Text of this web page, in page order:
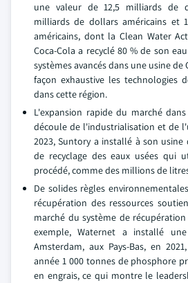
une valeur de 12,5 milliards de
milliards de dollars américains et
américains, dont la Clean Water
Coca-Cola a recyclé 80 % de son
systèmes avancés dans une usine
façon exhaustive les technologies
dans cette région.
L'expansion rapide du marché
découle de l'industrialisation et de
2023, Suntory a installé à son usine
de recyclage des eaux usées qui
procédé, comme des millions de
De solides règles
récupération des ressources
marché du système de
exemple, Waternet a installé
Amsterdam, aux Pays-Bas, en
année 1 000 tonnes de phosphore
en engrais, ce qui montre le